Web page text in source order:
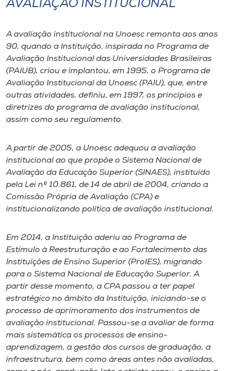
Diplomados
Cultura
CPA
Biblioteca
Editora
Museu
Unoesc
Store
Selecione
o idioma
AVALIAÇÃO INSTITUCIONAL
A avaliação institucional na Unoesc remonta aos anos
90, quando a Instituição, inspirada no Programa de
Avaliação Institucional das Universidades Brasileiras
(PAIUB), criou e implantou, em 1995, o Programa de
Avaliação Institucional da Unoesc (PAIU), que, entre
outras atividades, definiu, em 1997, os princípios e
diretrizes do programa de avaliação institucional,
assim como seu regulamento.
A partir de 2005, a Unoesc adequou a avaliação
institucional ao que propõe o Sistema Nacional de
Avaliação da Educação Superior (SINAES), instituído
pela Lei nº 10.861, de 14 de abril de 2004, criando a
Comissão Própria de Avaliação (CPA) e
institucionalizando política de avaliação institucional.
Em 2014, a Instituição aderiu ao Programa de
Estímulo à Reestruturação e ao Fortalecimento das
Instituições de Ensino Superior (ProIES), migrando
para o Sistema Nacional de Educação Superior. A
partir desse momento, a CPA passou a ter papel
estratégico no âmbito da Instituição, iniciando-se o
processo de aprimoramento dos instrumentos de
avaliação institucional. Passou-se a avaliar de forma
mais sistemática os processos de ensino-
aprendizagem, a gestão dos cursos de graduação, a
infraestrutura, bem como áreas antes não avaliadas,